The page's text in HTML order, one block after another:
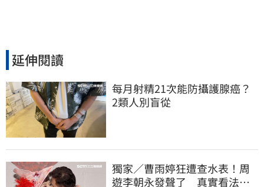
延伸閱讀
每月射精21次能防攝護腺癌？
2類人別盲從
獨家／曹雨婷狂遭查水表！周
遊李朝永發聲了 真實看法曝